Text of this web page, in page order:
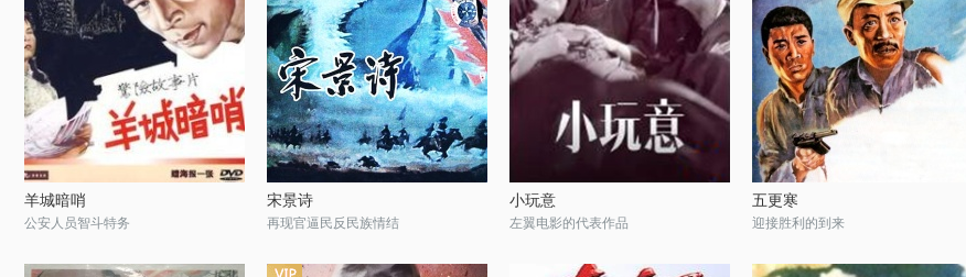
羊城暗哨
公安人员智斗特务
宋景诗
再现官逼民反民族情结
小玩意
左翼电影的代表作品
五更寒
迎接胜利的到来